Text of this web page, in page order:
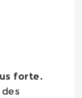
forte.